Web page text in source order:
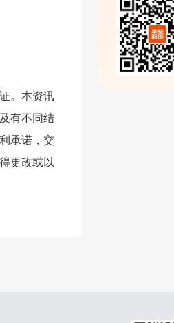
。本资讯
有不同结
承诺，交
更改或以